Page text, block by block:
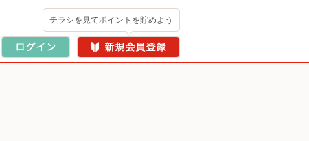
チラシを見てポイントを貯めよう